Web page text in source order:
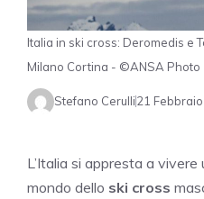
Italia in ski cross: Deromedis e
Milano Cortina - ©ANSA Photo
Stefano Cerulli21
L’Italia si appresta a
mondo dello ski cross